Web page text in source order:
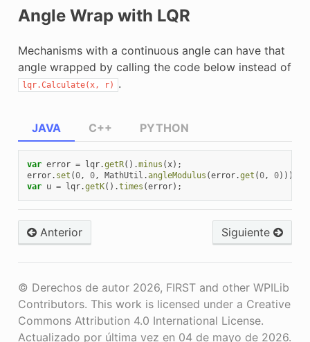
Angle Wrap with LQR
Mechanisms with a continuous angle can have that
angle wrapped by calling the code below instead of
lqr.Calculate(x, r) .
JAVA
var error = lqr.getR().minus (x);
error. set (0, 0, MathUtil .angleModulus (error.get (0, 0)));
var u = lqr.getK().times (error);
C++ PYTHON
Anterior Siguiente
© Derechos de autor 2026, FIRST and other WPILib
Contributors. This work is licensed under a Creative
Commons Attribution 4.0 International License.
Actualizado por última vez en 04 de mayo de 2026.